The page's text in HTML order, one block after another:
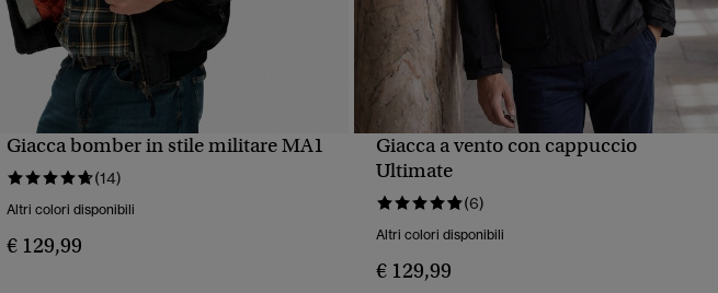
Giacca bomber in stile militare MA1
(14)
Altri colori disponibili
€ 129,99
VISUALIZZAZIONE RAPIDA
Giacca a vento con cappuccio
Ultimate
(6)
Altri colori disponibili
€ 129,99